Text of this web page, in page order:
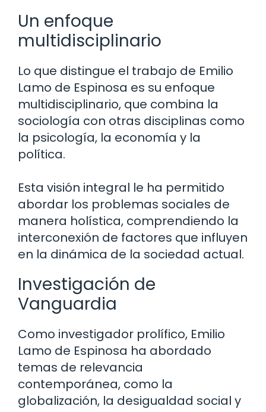
Un enfoque
multidisciplinario
Lo que distingue el trabajo de Emilio
Lamo de Espinosa es su enfoque
multidisciplinario, que combina la
sociología con otras disciplinas como
la psicología, la economía y la
política.
Esta visión integral le ha permitido
abordar los problemas sociales de
manera holística, comprendiendo la
interconexión de factores que influyen
en la dinámica de la sociedad actual.
Investigación de
Vanguardia
Como investigador prolífico, Emilio
Lamo de Espinosa ha abordado
temas de relevancia
contemporánea, como la
globalización, la desigualdad social y